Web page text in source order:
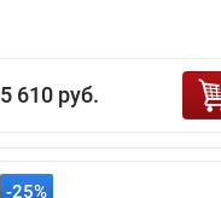
5 610 руб.
-25%